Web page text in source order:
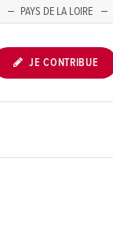
PAYS DE LA LOIRE
JE CONTRIBUE